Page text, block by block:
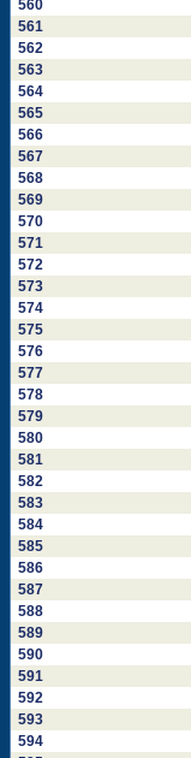
560
561
562
563
564
565
566
567
568
569
570
571
572
573
574
575
576
577
578
579
580
581
582
583
584
585
586
587
588
589
590
591
592
593
594